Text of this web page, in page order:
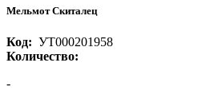
Мельмот Скиталец
Код: УТ000201958
Количество:
-